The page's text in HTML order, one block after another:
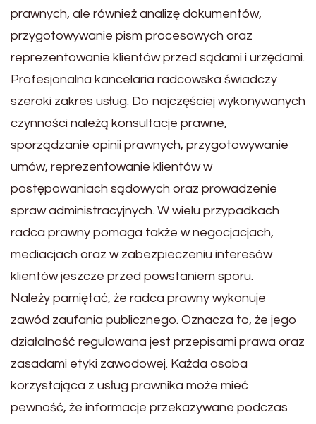
prawnych, ale również analizę dokumentów,
przygotowywanie pism procesowych oraz
reprezentowanie klientów przed sądami i urzędami.
Profesjonalna kancelaria radcowska świadczy
szeroki zakres usług. Do najczęściej wykonywanych
czynności należą konsultacje prawne,
sporządzanie opinii prawnych, przygotowywanie
umów, reprezentowanie klientów w
postępowaniach sądowych oraz prowadzenie
spraw administracyjnych. W wielu przypadkach
radca prawny pomaga także w negocjacjach,
mediacjach oraz w zabezpieczeniu interesów
klientów jeszcze przed powstaniem sporu.
Należy pamiętać, że radca prawny wykonuje
zawód zaufania publicznego. Oznacza to, że jego
działalność regulowana jest przepisami prawa oraz
zasadami etyki zawodowej. Każda osoba
korzystająca z usług prawnika może mieć
pewność, że informacje przekazywane podczas